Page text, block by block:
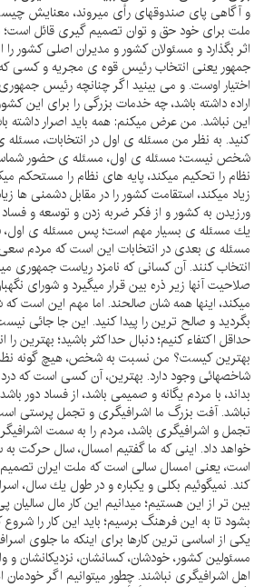
و آگاهى پاى صندوقهاى رأى ميروند، معنايش
ملت براى خود حق و توان تصميم گيرى قائل است؛
اثر بگذارد و مسئولان كشور و مديران اصلى كشور
جمهور يعنى انتخاب رئيس قوه ى مجريه و كسى كه
اختيار اوست. و مى بينيد اگر چنانچه رئيس
اراده داشته باشد، چه خدمات بزرگى را براى اين
اين نباشد. من عرض ميكنم: همه بايد اصرار داشته
كنيد. به نظر من مسئله ى اول در انتخابات،
شخص نيست؛ مسئله ى اول، مسئله ى حضور
نظام را تحكيم ميكند، پايه هاى نظام را مستحكم
زياد ميكند، استقامت كشور را در مقابل دشمنى ها
ورزيدن به كشور و از فكر ضربه زدن و توسعه و
يك مسئله ى بسيار مهم است؛ پس مسئله ى اول،
مسئله ى بعدى در انتخابات اين است كه مردم
انتخاب كنند. آن كسانى كه نامزد رياست جمهورى
صلاحيت آنها زير ذره بين قرار ميگيرد و شوراى
ميكند، اينها همه شان صالحند. اما مهم اين است كه
بگرديد و صالح ترين را پيدا كنيد. اين جا جائى
حداقل اكتفاء كنيم؛ دنبال حداكثر باشيد؛ بهترين را
بهترين كيست؟ من نسبت به شخص، هيچ گونه نظرى
شاخصهائى وجود دارد. بهترين، آن كسى است كه درد
بداند، با مردم يگانه و صميمى باشد، از فساد دور
نباشد. آفت بزرگ ما اشرافيگرى و تجمل پرستى
تجمل و اشرافيگرى باشد، مردم را به سمت
خواهد داد. اينى كه ما گفتيم امسال، سال حركت
است، يعنى امسال سالى است كه ملت ايران تصميم
كند. نميگوئيم بكلى و يكباره و در طول يك سال،
بين تر از اين هستيم؛ ميدانيم اين كار مال ساليان
بشود تا به اين فرهنگ برسيم؛ بايد اين كار را شروع
يكى از اساسى ترين كارها براى اينكه ما جلوى
مسئولين كشور، خودشان، كسانشان، نزديكانشان و
اهل اشرافيگرى نباشند. چطور ميتوانيم اگر